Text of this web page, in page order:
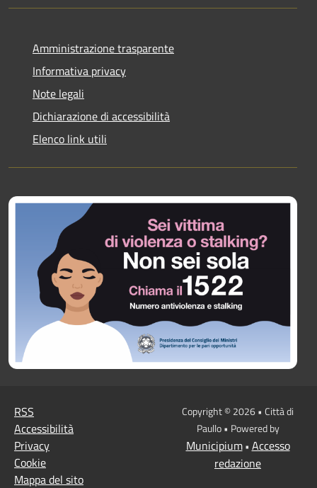
Amministrazione trasparente
Informativa privacy
Note legali
Dichiarazione di accessibilità
Elenco link utili
RSS
Accessibilità
Privacy
Cookie
Mappa del sito
Copyright © 2026 • Città di
Paullo • Powered by
Municipium• Accesso
redazione